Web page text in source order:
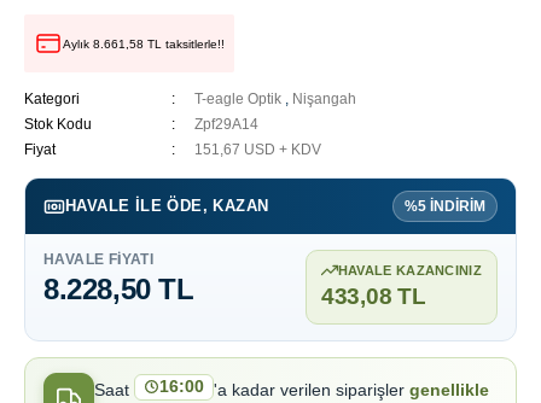
Aylık 8.661,58 TL taksitlerle!!
Kategori T-eagle Optik , Nişangah
Stok Kodu
Zpf29A14
Fiyat
151,67 USD + KDV
HAVALE ILE ÖDE, KAZAN %5 İNDİRİM
HAVALE FIYATI
8.228,50 TL
HAVALE KAZANCINIZ
433,08 TL
Saat 16:00 'a kadar verilen siparişler genellikle